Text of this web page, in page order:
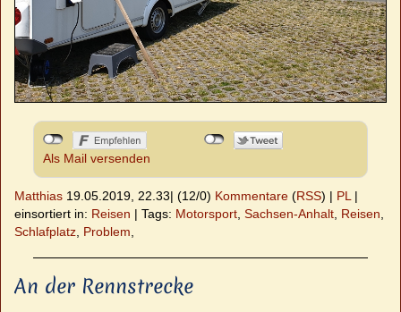
Als Mail versenden
Matthias 19.05.2019, 22.33| (12/0) Kommentare (RSS) | PL |
einsortiert in: Reisen | Tags: Motorsport Sachsen-Anhalt Reisen
Schlafplatz Problem
An der Rennstrecke